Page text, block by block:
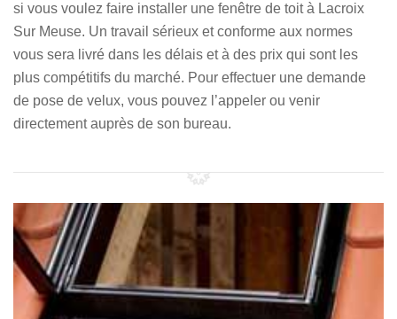
si vous voulez faire installer une fenêtre de toit à Lacroix
Sur Meuse. Un travail sérieux et conforme aux normes
vous sera livré dans les délais et à des prix qui sont les
plus compétitifs du marché. Pour effectuer une demande
de pose de velux, vous pouvez l’appeler ou venir
directement auprès de son bureau.